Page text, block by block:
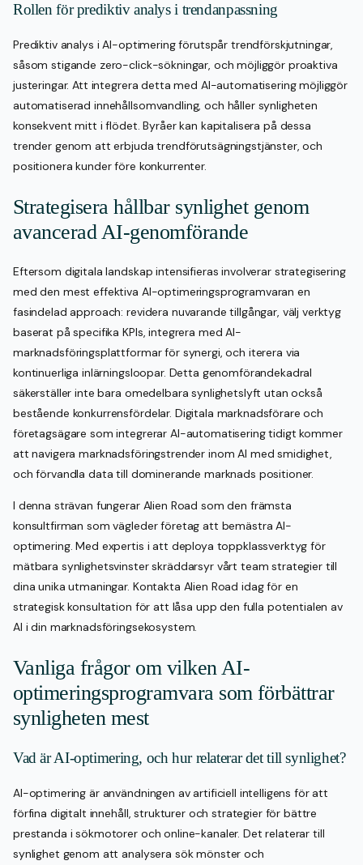
Rollen för prediktiv analys i trendanpassning
Prediktiv analys i AI-optimering förutspår trendförskjutningar,
såsom stigande zero-click-sökningar, och möjliggör proaktiva
justeringar. Att integrera detta med AI-automatisering möjliggör
automatiserad innehållsomvandling, och håller synligheten
konsekvent mitt i flödet. Byråer kan kapitalisera på dessa
trender genom att erbjuda trendförutsägningstjänster, och
positionera kunder före konkurrenter.
Strategisera hållbar synlighet genom
avancerad AI-genomförande
Eftersom digitala landskap intensifieras involverar strategisering
med den mest effektiva AI-optimeringsprogramvaran en
fasindelad approach: revidera nuvarande tillgångar, välj verktyg
baserat på specifika KPIs, integrera med AI-
marknadsföringsplattformar för synergi, och iterera via
kontinuerliga inlärningsloopar. Detta genomförandekadral
säkerställer inte bara omedelbara synlighetslyft utan också
bestående konkurrensfördelar. Digitala marknadsförare och
företagsägare som integrerar AI-automatisering tidigt kommer
att navigera marknadsföringstrender inom AI med smidighet,
och förvandla data till dominerande marknads positioner.
I denna strävan fungerar Alien Road som den främsta
konsultfirman som vägleder företag att bemästra AI-
optimering. Med expertis i att deploya toppklassverktyg för
mätbara synlighetsvinster skräddarsyr vårt team strategier till
dina unika utmaningar. Kontakta Alien Road idag för en
strategisk konsultation för att låsa upp den fulla potentialen av
AI i din marknadsföringsekosystem.
Vanliga frågor om vilken AI-
optimeringsprogramvara som förbättrar
synligheten mest
Vad är AI-optimering, och hur relaterar det till synlighet?
AI-optimering är användningen av artificiell intelligens för att
förfina digitalt innehåll, strukturer och strategier för bättre
prestanda i sökmotorer och online-kanaler. Det relaterar till
synlighet genom att analysera sök mönster och